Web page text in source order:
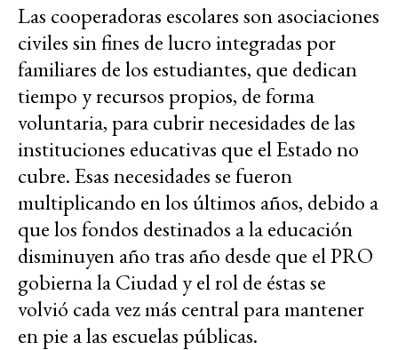
Las cooperadoras escolares son asociaciones
civiles sin fines de lucro integradas por
familiares de los estudiantes, que dedican
tiempo y recursos propios, de forma
voluntaria, para cubrir necesidades de las
instituciones educativas que el Estado no
cubre. Esas necesidades se fueron
multiplicando en los últimos años, debido a
que los fondos destinados a la educación
disminuyen año tras año desde que el PRO
gobierna la Ciudad y el rol de éstas se
volvió cada vez más central para mantener
en pie a las escuelas públicas.